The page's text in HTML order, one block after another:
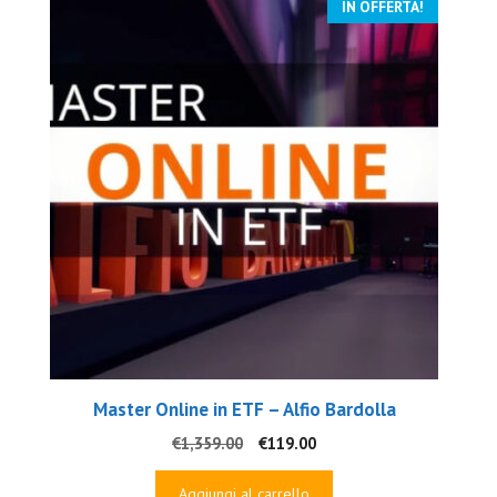
IN OFFERTA!
Master Online in ETF – Alfio Bardolla
€1,359.00
Il
prezzo
originale
€119.00Il
prezzo